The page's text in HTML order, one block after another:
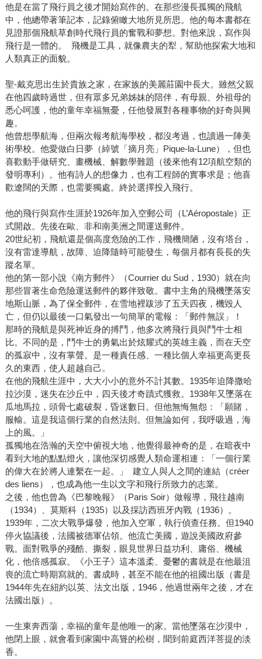
他是在當了飛行員之後才開始寫作的。在那些漫長孤獨的飛航
中，他總帶著筆記本，記錄俯瞰大地所見所思。他的每本書都在
見證那個飛航草創時代飛行員的奮戰和夢想。對他來說，寫作與
飛行是一體的。 飛機是工具，就像農夫的犁，幫助他探索大地和
人類真正的面貌。
聖-戴克思出生於貴族之家，在家族的美麗莊園中長大。雖然父親
在他四歲時過世，但有眾多兄弟姊妹的陪伴，有母親、外祖母的
悉心呵護，他的童年幸福無憂，任他發展對各種事物的好奇與興
趣。
他曾想學航海，但兩次報考航海學校，都沒考過，也讀過一陣美
術學校。他愛做白日夢（綽號「摘月亮」Pique-la-Lune），但也
喜歡動手做研究、畫機械、解數學難題（後來他有12項航空類的
發明專利）。他有詩人的想像力，也有工程師的實事求是；他喜
歡遼闊的天際，也需要獨處。終於選擇投入飛行。
他的飛行與寫作生涯於1926年加入空郵公司（L’Aéropostale）正
式開啟。先後在歐、非和南美洲之間運送郵件。
20世紀初，飛航還是個高度危險的工作，飛機簡陋，沒有塔台，
沒有雷達導航，故障、迫降隨時可能發生，每個月都有長長的失
蹤名單。
他的第一部小說《南方郵件》（Courrier du Sud，1930）就在向
那些冒著生命危險運送郵件的夥伴致敬。書中主角的飛機墜落安
地斯山脈，為了保全郵件，在雪地裡跋涉了五天四夜，機毀人
亡，但仍以最後一口氣發出一句簡單的電報：「郵件無誤」！
那時的飛航是與死神近身的搏鬥，他多次將飛行員與鬥牛士相
比。不同的是，鬥牛士的勇氣出於炫耀式的英雄主義，而在天空
的孤寂中，沒有掌聲。是一種責任感、一種比個人幸福更高更長
久的東西，使人超越自己。
在他的飛航生涯中，大大小小的意外不計其數。1935年迫降撒哈
拉沙漠，迷失在沙丘中，四天後才奇蹟式獲救。1938年又墜落在
瓜地馬拉，頭骨七處破裂，昏迷數日。但他無悔無怨：「願賭，
服輸。這是我這個行業的自然法則。但無論如何，我呼吸過，海
上的風。」
孤獨地在浩瀚的天空中俯視大地，他覺得最神奇的是，在暗夜中
看到大地的點點燈火，讓他深切感覺人類命運相連：「一個行業
的偉大在於將人連繫在一起。」 建立人與人之間的連結（créer
des liens），也成為他一生以文字和飛行所致力的志業。
之後，他也曾為《巴黎晚報》（Paris Soir）做報導，飛往越南
（1934）、莫斯科（1935）以及採訪西班牙內戰（1936）。
1939年，二次大戰爭爆發，他加入空軍，執行偵查任務。但1940
停火協議後，法國被德軍佔領。他流亡美國，遊說美國政府參
戰。面對戰爭的殘酷、撕裂，眼見世界日益功利、庸俗、機械
化，他倍感孤寂。《小王子》這本溫柔、憂鬱的書就是在他最沮
喪的流亡時期寫就的。書成時，甚至不能在他的祖國出版（書是
1944年先在紐約以英、法文出版，1946，他過世兩年之後，才在
法國出版）。
一生東奔西蕩，幸福的童年是他唯一的家。當他墜落在沙漠中，
他閉上眼，就會看到家園中高聳的松樹，聞到前庭西洋菩提的淡
香。